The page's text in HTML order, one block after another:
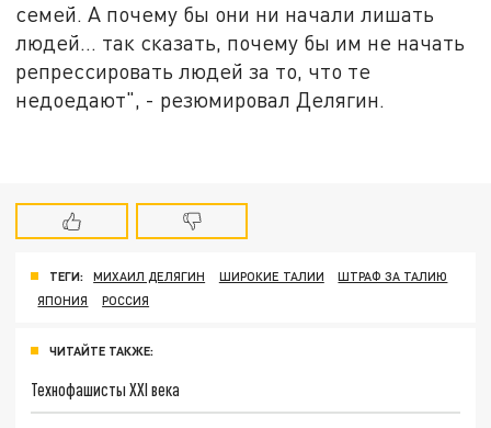
семей. А почему бы они ни начали лишать
людей… так сказать, почему бы им не начать
репрессировать людей за то, что те
недоедают", - резюмировал Делягин.
ТЕГИ: МИХАИЛ ДЕЛЯГИН ШИРОКИЕ ТАЛИИ
ШТРАФ ЗА ТАЛИЮ
ЯПОНИЯ
РОССИЯ
ЧИТАЙТЕ ТАКЖЕ:
Технофашисты XXI века